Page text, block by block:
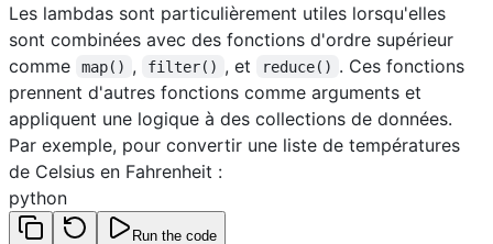
Les lambdas sont particulièrement utiles lorsqu'elles
sont combinées avec des fonctions d'ordre supérieur
comme
map() , filter() , et reduce() . Ces fonctions
prennent d'autres fonctions comme arguments et
appliquent une logique à des collections de données.
Par exemple, pour convertir une liste de températures
de Celsius en Fahrenheit :
python
Run the code